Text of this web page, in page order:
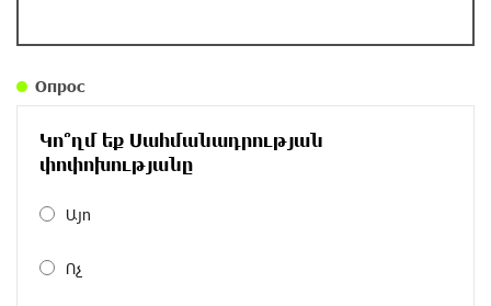
30 дней назад
Размик Марукян стал обладателем бронзовой
Опрос
Կո՞ղմ եք Սահմանադրության
փոփոխությանը
Այո
Ոչ